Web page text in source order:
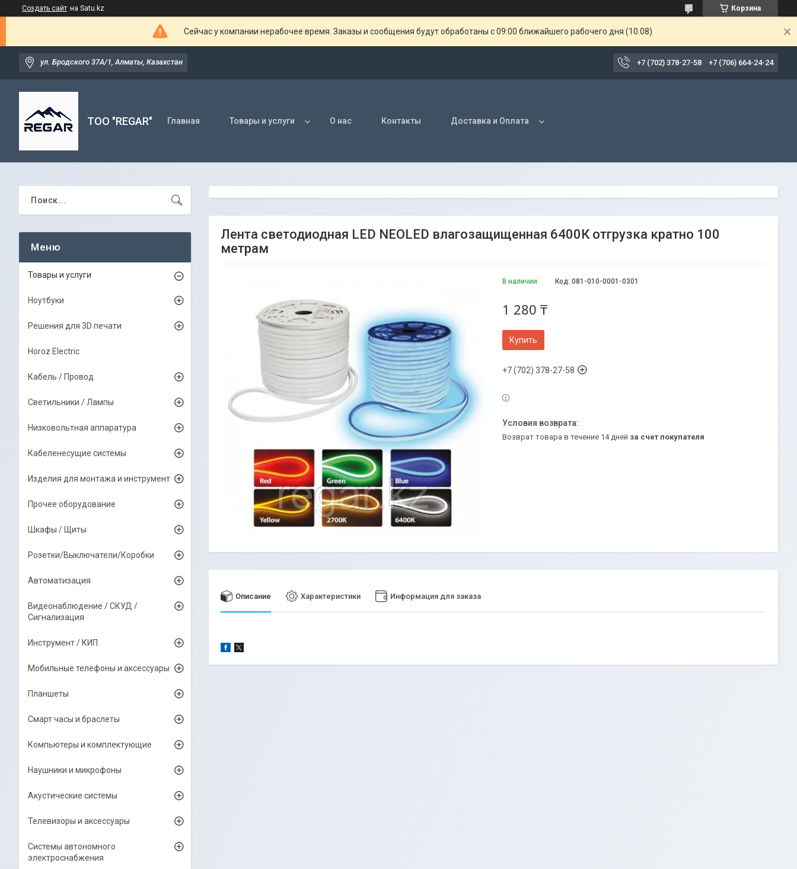
Создать сайт на Satu.kz Корзина
Сейчас у компании нерабочее время. Заказы и сообщения будут обработаны с 09:00 ближайшего рабочего дня (10.08)
ул. Бродского 37А/1, Алматы, Казахстан +7 (702) 378-27-58 +7 (706) 664-24-24
TOO "REGAR" Главная Товары и услуги О нас Контакты Доставка и Оплата
Лента светодиодная LED NEOLED влагозащищенная 6400К отгрузка кратно 100
метрам
В наличии Код: 081-010-0001-0301
1 280 ₸
Купить
+7 (702) 378-27-58
возврат товара в течение 14 дней за счет покупателя
Описание Характеристики Информация для заказа
Товары и услуги
Ноутбуки
Решения для 3D печати
Horoz Electric
Кабель / Провод
Светильники / Лампы
Низковольтная аппаратура
Кабеленесущие системы
Изделия для монтажа и инструмент
Прочее оборудование
Шкафы / Щиты
Розетки/Выключатели/Коробки
Автоматизация
Видеонаблюдение / СКУД /
Сигнализация
Инструмент / КИП
Мобильные телефоны и аксессуары
Планшеты
Смарт часы и браслеты
Компьютеры и комплектующие
Наушники и микрофоны
Акустические системы
Телевизоры и аксессуары
Системы автономного
электроснабжения